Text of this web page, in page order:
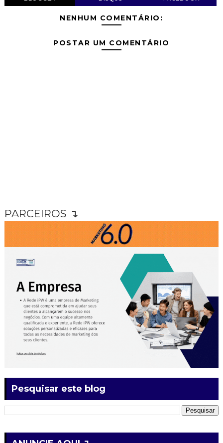
NENHUM COMENTÁRIO:
POSTAR UM COMENTÁRIO
PARCEIROS ↴
Pesquisar este blog